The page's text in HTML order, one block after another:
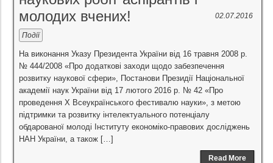
молодих вчених!
02.07.2016
Події
На виконання Указу Президента України від 16 травня 2008 р.
№ 444/2008 «Про додаткові заходи щодо забезпечення
розвитку наукової сфери», Постанови Президії Національної
академії наук України від 17 лютого 2016 р. № 42 «Про
проведення X Всеукраїнського фестивалю науки», з метою
підтримки та розвитку інтелектуального потенціалу
обдарованої молоді Інституту економіко-правових досліджень
НАН України, а також […]
Read More